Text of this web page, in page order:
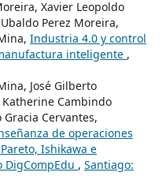
Xavier Leopoldo
Perez Moreira,
Industria 4.0 y control
inteligente ,
José Gilberto
Cambindo
Cervantes,
de operaciones
Ishikawa e
DigCompEdu , Santiago: